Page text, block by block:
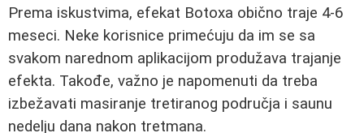
Prema iskustvima, efekat Botoxa obično traje 4-6
meseci. Neke korisnice primećuju da im se sa
svakom narednom aplikacijom produžava trajanje
efekta. Takođe, važno je napomenuti da treba
izbežavati masiranje tretiranog područja i saunu
nedelju dana nakon tretmana.